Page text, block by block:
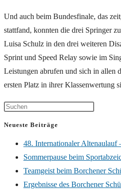
Und auch beim Bundesfinale, das
stattfand, konnten die drei Springer
Luisa Schulz in den drei weiteren
Sprint und Speed Relay sowie im
Leistungen abrufen und sich in allen
ersten Platz in ihrer Klassenwertung
Neueste Beiträge
48. Internationaler Altenaulauf
Sommerpause beim
Teamgeist beim Borchener
Ergebnisse des Borchener